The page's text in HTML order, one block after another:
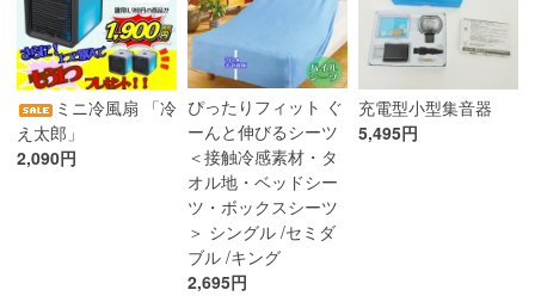
ミニ冷風扇 「冷
え太郎」
2,090円
ぴったりフィット ぐ
ーんと伸びるシーツ
＜接触冷感素材・タ
オル地・ベッドシー
ツ・ボックスシーツ
＞ シングル /セミダ
ブル /キング
2,695円
充電型小型集音器
5,495円